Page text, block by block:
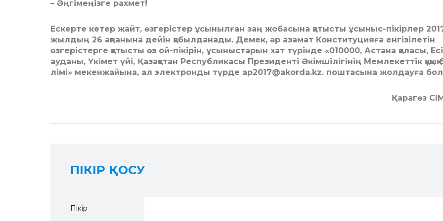
– Әңгімеңізге рахмет!
Ескерте кетер жайт, өзгерістер ұсы­нылған заң жобасына қатысты ұсыныс-пікірлер
жылдың 26 ақпанына дейін қабылданады. Де­мек, әр азамат Конституцияға ен­гізілетін
өзгерістерге қатысты өз ой-пікірін, ұсыныстарын хат тү­рінде «010000, Астана қаласы,
ауданы, Үкімет үйі, Қазақстан Республикасы Президенті Әкім­ші­лігінің Мемлекеттік құқық
лімі» мекенжайына, ал элек­трон­­ды түрде ap2017@akorda.kz. поштасына жолдауға
Қарагөз
ПІКІР ҚОСУ
Пікір